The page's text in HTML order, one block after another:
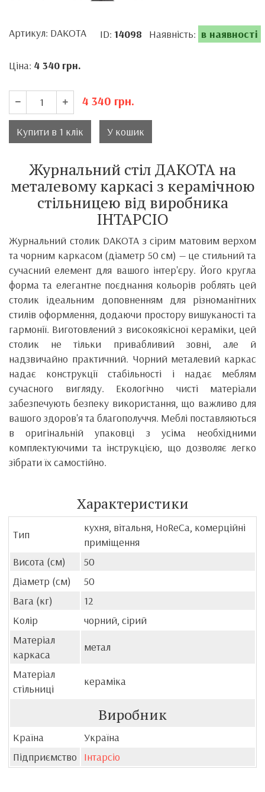
ID: 14098 Наявність: в наявності
Артикул: DAKOTA
Ціна: 4 340 грн.
4 340 грн.
Купити в 1 клік У кошик
Журнальний стіл ДАКОТА на
металевому каркасі з керамічною
стільницею від виробника
ІНТАРСІО
Журнальний столик DAKOTA з сірим матовим верхом
та чорним каркасом (діаметр 50 см) — це стильний та
сучасний елемент для вашого інтер'єру. Його кругла
форма та елегантне поєднання кольорів роблять цей
столик ідеальним доповненням для різноманітних
стилів оформлення, додаючи простору вишуканості та
гармонії. Виготовлений з високоякісної кераміки, цей
столик не тільки привабливий зовні, але й
надзвичайно практичний. Чорний металевий каркас
надає конструкції стабільності і надає меблям
сучасного вигляду. Екологічно чисті матеріали
забезпечують безпеку використання, що важливо для
вашого здоров'я та благополуччя. Меблі поставляються
в оригінальній упаковці з усіма необхідними
комплектуючими та інструкцією, що дозволяє легко
зібрати їх самостійно.
Характеристики
Тип
кухня, вітальня, HoReCa, комерційні
приміщення
Висота (см)
50
Діаметр (см)
50
Вага (кг)
12
Колір
чорний, сірий
Матеріал
каркаса
метал
Матеріал
стільниці
кераміка
Виробник
Країна
Україна
Підприємство
Інтарсіо